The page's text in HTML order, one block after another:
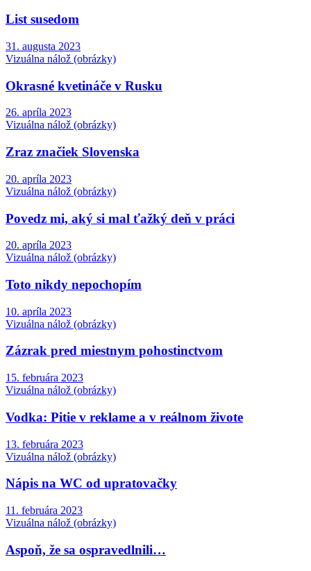
List susedom
31. augusta 2023
Vizuálna nálož (obrázky)
Okrasné kvetináče v Rusku
26. apríla 2023
Vizuálna nálož (obrázky)
Zraz značiek Slovenska
20. apríla 2023
Vizuálna nálož (obrázky)
Povedz mi, aký si mal ťažký deň v práci
20. apríla 2023
Vizuálna nálož (obrázky)
Toto nikdy nepochopím
10. apríla 2023
Vizuálna nálož (obrázky)
Zázrak pred miestnym pohostinctvom
15. februára 2023
Vizuálna nálož (obrázky)
Vodka: Pitie v reklame a v reálnom živote
13. februára 2023
Vizuálna nálož (obrázky)
Nápis na WC od upratovačky
11. februára 2023
Vizuálna nálož (obrázky)
Aspoň, že sa ospravedlnili…